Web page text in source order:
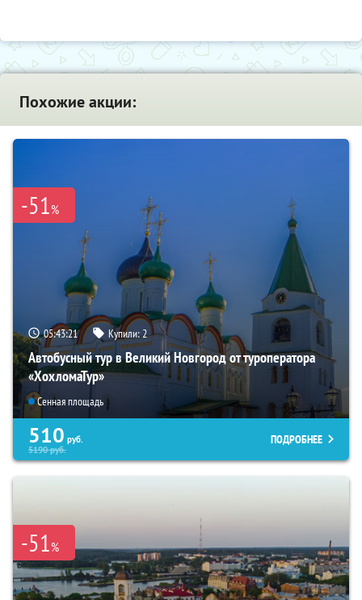
Похожие акции:
-51%
05:43:19 Купили:2
Автобусный тур в Великий Новгород от туроператора
«ХохломаТур»
Сенная площадь
510 руб.
5190руб.
ПОДРОБНЕЕ
-51%